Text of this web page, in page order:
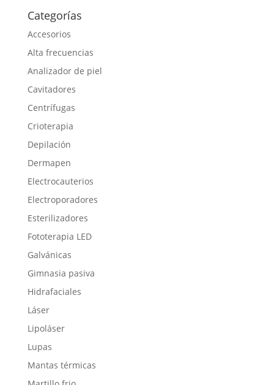
Categorías
Accesorios
Alta frecuencias
Analizador de piel
Cavitadores
Centrífugas
Crioterapia
Depilación
Dermapen
Electrocauterios
Electroporadores
Esterilizadores
Fototerapia LED
Galvánicas
Gimnasia pasiva
Hidrafaciales
Láser
Lipoláser
Lupas
Mantas térmicas